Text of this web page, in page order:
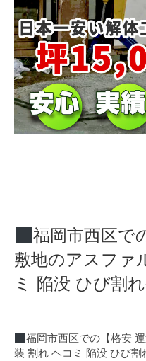
福岡市西区で
敷地のアスファ
ミ 陥没 ひび割れ
福岡市西区での【格安
装 割れ ヘコミ 陥没 ひび割